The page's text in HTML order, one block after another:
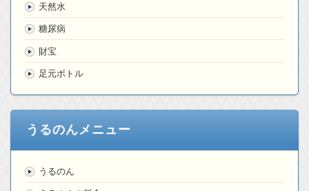
天然水
糖尿病
財宝
足元ボトル
うるのんメニュー
うるのん